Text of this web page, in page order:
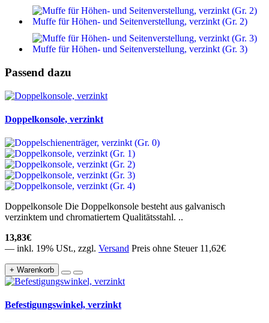
Muffe für Höhen- und Seitenverstellung, verzinkt (Gr. 2)
Muffe für Höhen- und Seitenverstellung, verzinkt (Gr. 3)
Passend dazu
Doppelkonsole, verzinkt
Doppelkonsole Die Doppelkonsole besteht aus galvanisch
verzinktem und chromatiertem Qualitätsstahl. ..
13,83€
— inkl. 19% USt., zzgl. Versand Preis ohne Steuer 11,62€
+ Warenkorb
Befestigungswinkel, verzinkt